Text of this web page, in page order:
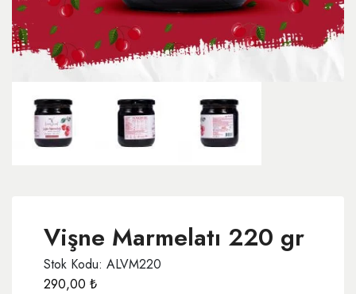
Vişne Marmelatı 220 gr
Stok Kodu: ALVM220
290,00 ₺